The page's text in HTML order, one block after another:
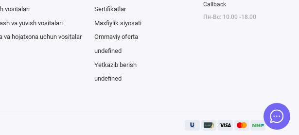
vositalari
va yuvish vositalari
va hojatxona uchun vositalar
Sertifikatlar
Maxfiylik siyosati
Ommaviy oferta
undefined
Yetkazib berish
undefined
Callback
Пн-Вс: 10.00 -18.00